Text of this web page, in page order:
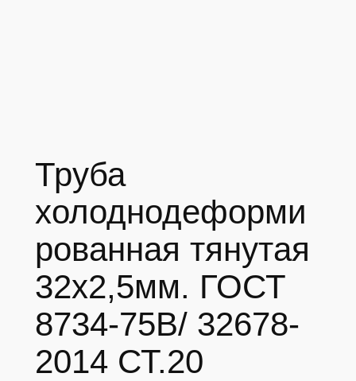
Труба
холоднодеформи
рованная тянутая
32х2,5мм. ГОСТ
8734-75В/ 32678-
2014 СТ.20